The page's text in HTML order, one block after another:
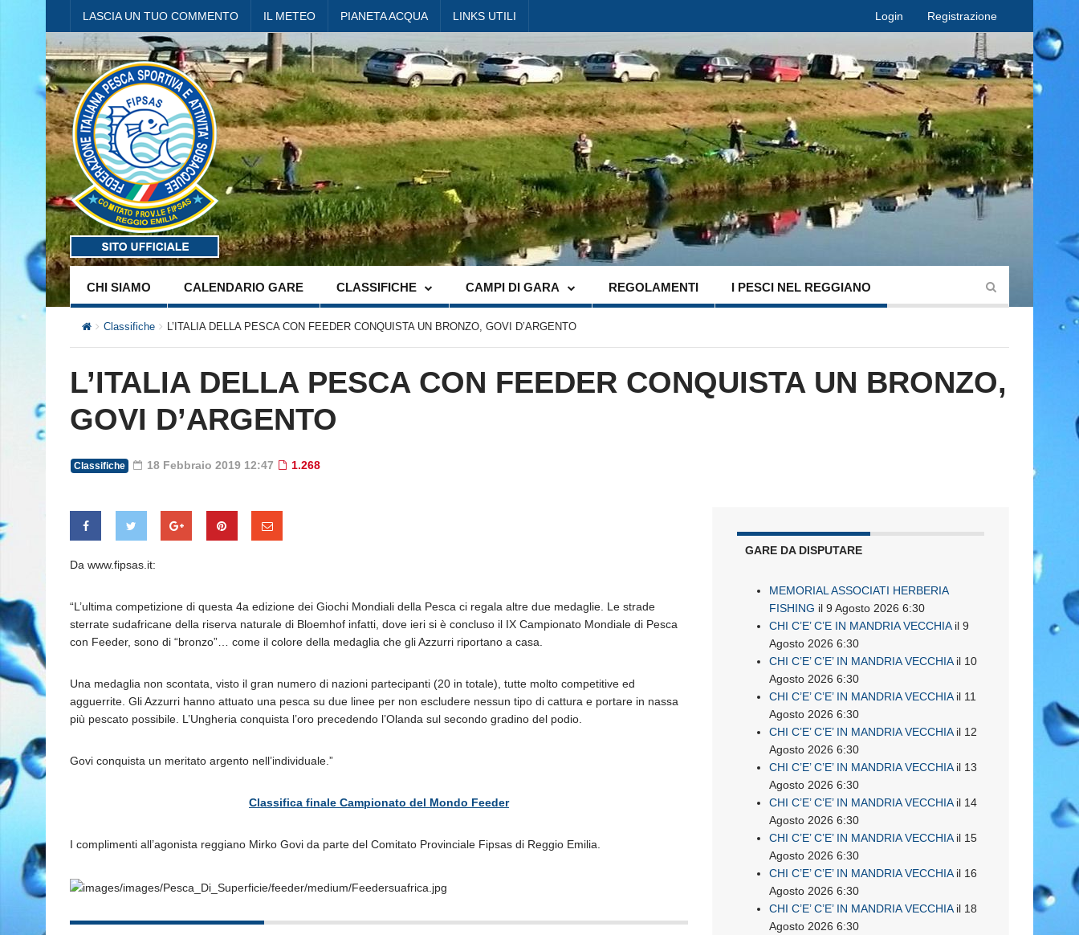
LASCIA UN TUO COMMENTO IL METEO PIANETA ACQUA LINKS UTILI Login Registrazione
CHI SIAMO CALENDARIO GARE CLASSIFICHE CAMPI DI GARA REGOLAMENTI I PESCI NEL REGGIANO
Classifiche L’ITALIA DELLA PESCA CON FEEDER CONQUISTA UN BRONZO, GOVI D’ARGENTO
L’ITALIA DELLA PESCA CON FEEDER CONQUISTA UN BRONZO,
GOVI D’ARGENTO
Classifiche 18 Febbraio 2019 12:47 1.268
Da www.fipsas.it:
“L’ultima competizione di questa 4a edizione dei Giochi Mondiali della Pesca ci regala altre due medaglie. Le strade
sterrate sudafricane della riserva naturale di Bloemhof infatti, dove ieri si è concluso il IX Campionato Mondiale di Pesca
con Feeder, sono di “bronzo”… come il colore della medaglia che gli Azzurri riportano a casa.
Una medaglia non scontata, visto il gran numero di nazioni partecipanti (20 in totale), tutte molto competitive ed
agguerrite. Gli Azzurri hanno attuato una pesca su due linee per non escludere nessun tipo di cattura e portare in nassa
più pescato possibile. L’Ungheria conquista l’oro precedendo l’Olanda sul secondo gradino del podio.
Govi conquista un meritato argento nell’individuale.”
Classifica finale Campionato del Mondo Feeder
I complimenti all’agonista reggiano Mirko Govi da parte del Comitato Provinciale Fipsas di Reggio Emilia.
GARE DA DISPUTARE
MEMORIAL ASSOCIATI HERBERIA
FISHING il 9 Agosto 2026 6:30
CHI C’E’ C’E IN MANDRIA VECCHIAil 9
Agosto 2026 6:30
CHI C’E’ C’E’ IN MANDRIA VECCHIAil 10
Agosto 2026 6:30
CHI C’E’ C’E’ IN MANDRIA VECCHIAil 11
Agosto 2026 6:30
CHI C’E’ C’E’ IN MANDRIA VECCHIAil 12
Agosto 2026 6:30
CHI C’E’ C’E’ IN MANDRIA VECCHIAil 13
Agosto 2026 6:30
CHI C’E’ C’E’ IN MANDRIA VECCHIAil 14
Agosto 2026 6:30
CHI C’E’ C’E’ IN MANDRIA VECCHIAil 15
Agosto 2026 6:30
CHI C’E’ C’E’ IN MANDRIA VECCHIAil 16
Agosto 2026 6:30
CHI C’E’ C’E’ IN MANDRIA VECCHIAil 18
Agosto 2026 6:30